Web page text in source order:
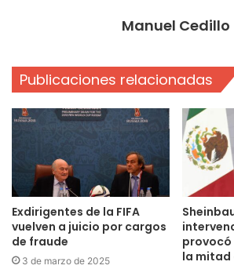
Manuel Cedillo
Publicaciones relacionadas
Exdirigentes de la FIFA
vuelven a juicio por cargos
de fraude
3 de marzo de 2025
provocó
la mitad